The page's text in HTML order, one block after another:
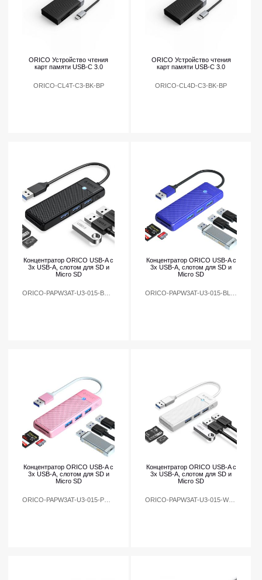
ORICO Устройство чтения
карт памяти USB-C 3.0
ORICO-CL4T-C3-BK-BP
ORICO Устройство чтения
карт памяти USB-C 3.0
ORICO-CL4D-C3-BK-BP
Концентратор ORICO USB-A с
3x USB-A, слотом для SD и
Micro SD
Концентратор ORICO USB-A с
3x USB-A, слотом для SD и
Micro SD
Концентратор ORICO USB-A с
3x USB-A, слотом для SD и
Micro SD
Концентратор ORICO USB-A с
3x USB-A, слотом для SD и
Micro SD
ORICO-PAPW3AT-U3-015-WH-EP